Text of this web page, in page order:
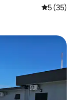
Средна
5 (35)